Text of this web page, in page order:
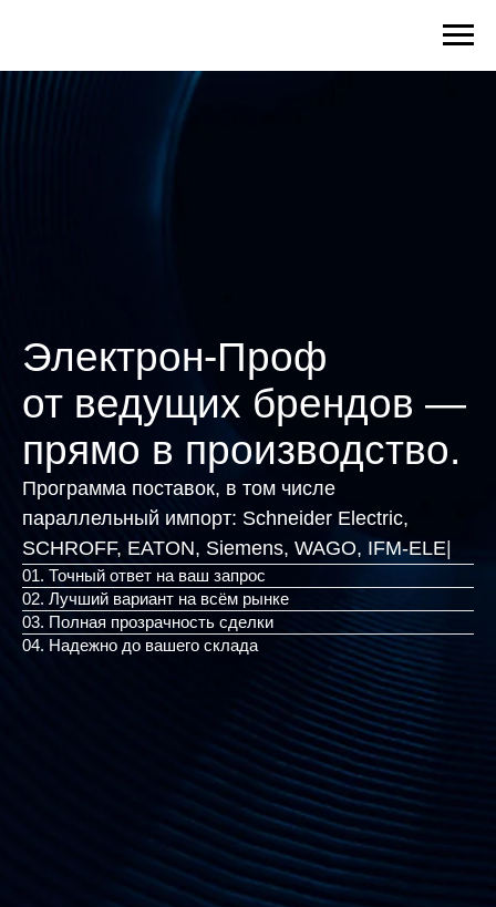
Электрон-Проф
от ведущих брендов —
прямо в производство.
Программа поставок, в том числе
параллельный импорт: Schneider Electric,
SCHROFF, EATON, Siemens, |
01. Точный ответ на ваш запрос
02. Лучший вариант на всём рынке
03. Полная прозрачность сделки
04. Надежно до вашего склада